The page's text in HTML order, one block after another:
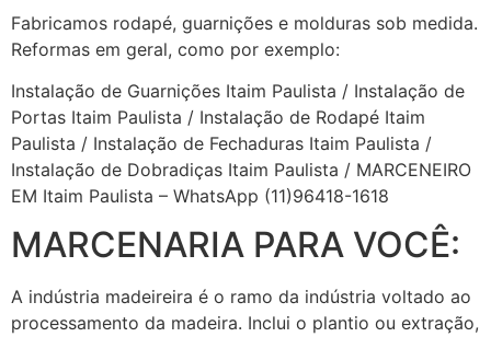
Fabricamos rodapé, guarnições e molduras sob medida.
Reformas em geral, como por exemplo:
Instalação de Guarnições Itaim Paulista / Instalação de
Portas Itaim Paulista / Instalação de Rodapé Itaim
Paulista / Instalação de Fechaduras Itaim Paulista /
Instalação de Dobradiças Itaim Paulista / MARCENEIRO
EM Itaim Paulista – WhatsApp (11)96418-1618
MARCENARIA PARA VOCÊ:
A indústria madeireira é o ramo da indústria voltado ao
processamento da madeira. Inclui o plantio ou extração,